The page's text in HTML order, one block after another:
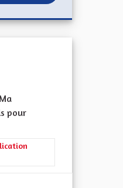
pour
les soins et les liens,